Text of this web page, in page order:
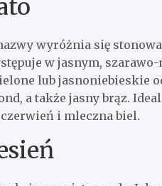
wyróżnia się
w jasnym,
lub jasnoniebieskie
a także jasny brąz.
i mleczna biel.